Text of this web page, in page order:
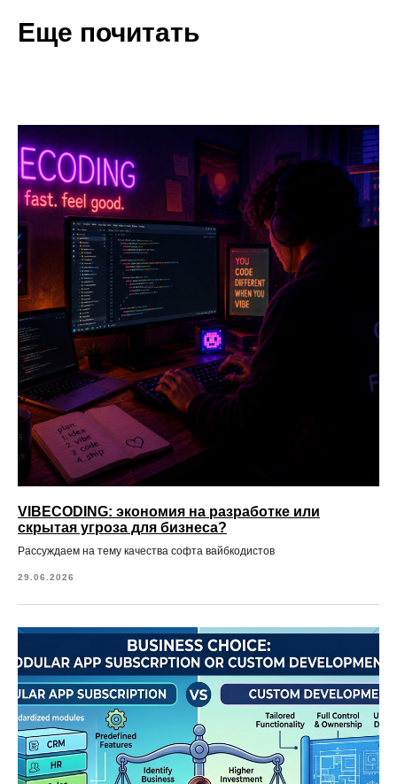
Еще почитать
VIBECODING: экономия на разработке или
скрытая угроза для бизнеса?
Рассуждаем на тему качества софта вайбкодистов
29.06.2026